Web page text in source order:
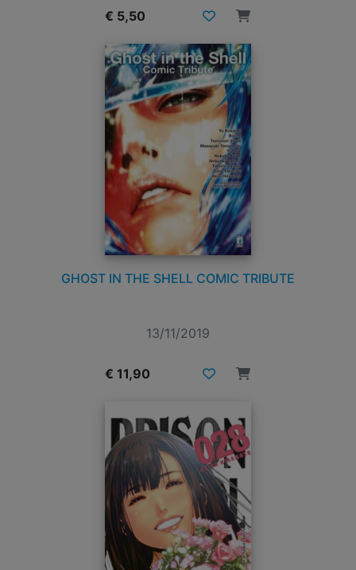
€ 5,50
GHOST IN THE SHELL COMIC TRIBUTE
13/11/2019
€ 11,90